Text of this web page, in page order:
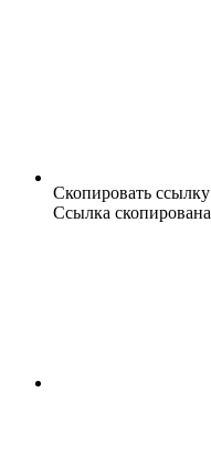
Скопировать ссылку
Ссылка скопирована